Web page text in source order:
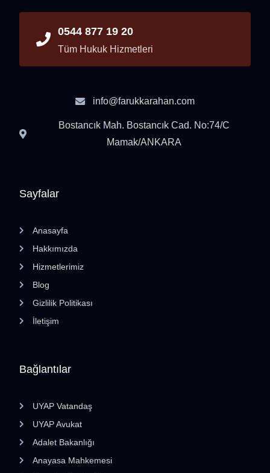
Bağlantılar
UYAP Vatandaş
UYAP Avukat
Adalet Bakanlığı
Anayasa Mahkemesi
Sayfalar
Anasayfa
Hakkımızda
Hizmetlerimiz
Blog
Gizlilik Politikası
İletişim
0544 877 19 20
Tüm Hukuk Hizmetleri
info@farukkarahan.com
Bostancık Mah. Bostancık Cad. No:74/C
Mamak/ANKARA